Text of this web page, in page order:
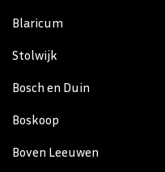
Blaricum
Stolwijk
Bosch en Duin
Boskoop
Boven Leeuwen